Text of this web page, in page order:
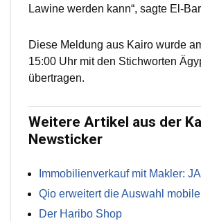
Lawine werden kann“, sagte El-
Diese Meldung aus Kairo wurde
15:00 Uhr mit den Stichworten
übertragen.
Weitere Artikel aus der
Newsticker
Immobilienverkauf mit Makler:
Qio erweitert die Auswahl
Der Haribo Shop